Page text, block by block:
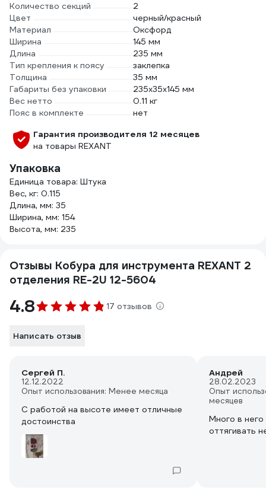
Количество секций
2
Цвет
черный/красный
Материал
Оксфорд
Ширина
145 мм
Длина
235 мм
Тип крепления к поясу
заклепка
Толщина
35 мм
Габариты без упаковки
235х35х145 мм
Вес нетто
0.11 кг
Пояс в комплекте
нет
Гарантия производителя 12 месяцев
на товары REXANT
Упаковка
Единица товара: Штука
Вес, кг: 0.115
Длина, мм: 35
Ширина, мм: 154
Высота, мм: 235
Отзывы Кобура для инструмента REXANT 2
отделения RE-2U 12-5604
4.8 17 отзывов
Написать отзыв
Сергей П.
12.12.2022
Опыт использования: Менее месяца
С работой на высоте имеет отличные
достоинства
Андрей
28.02.2023
Опыт
месяцев
Много в него
оттягивать